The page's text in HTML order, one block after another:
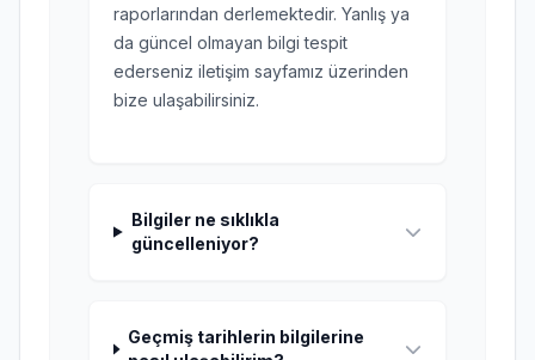
raporlarından derlemektedir. Yanlış ya
da güncel olmayan bilgi tespit
ederseniz iletişim sayfamız üzerinden
bize ulaşabilirsiniz.
Bilgiler ne sıklıkla
güncelleniyor?
Geçmiş tarihlerin bilgilerine